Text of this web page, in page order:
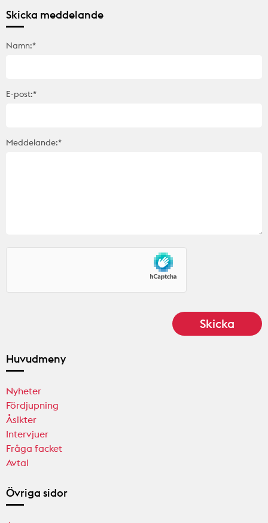
Skicka meddelande
Namn:*
E-post:*
Meddelande:*
Huvudmeny
Nyheter
Fördjupning
Åsikter
Intervjuer
Fråga facket
Avtal
Övriga sidor